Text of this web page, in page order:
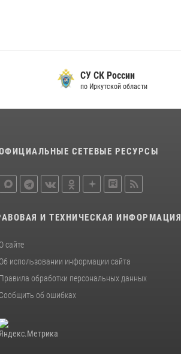
СУ СК России
по Иркутской области
СЕТЕВЫЕ РЕСУРСЫ
И ТЕХНИЧЕСКАЯ ИНФОРМАЦИЯ
О сайте
Об использовании информации сайта
Правила обработки персональных данных
Сообщить об ошибках